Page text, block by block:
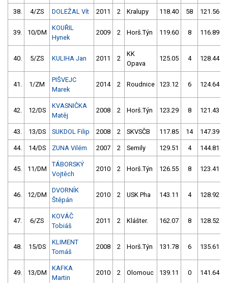
38. 4/ZS DOLEŽAL Vít 2011 2 Kralupy 118.40 58 121.56
39. 10/DM
KOUŘIL
Hynek
2009 2 Horš.Týn 119.60 8 116.89
40. 5/ZS KULIHA Jan 2011 2
KK
Opava
125.05 4 128.44
41. 1/ZM
PIŠVEJC
Marek
2014 2 Roudnice 123.12 6 124.64
42. 12/DS
KVASNIČKA
Matěj
2008 2 Horš.Týn 123.29 8 121.43
43. 13/DS SUKDOL Filip 2008 2 SKVSČB 117.85 14 147.39
44. 14/DS ZUNA Vilém 2007 2 Semily 129.51 4 144.81
45. 11/DM
TÁBORSKÝ
Vojtěch
2010 2 Horš.Týn 126.55 8 123.41
46. 12/DM
DVORNÍK
Štěpán
2010 2 USK Pha 143.11 4 128.92
47. 6/ZS
KOVÁČ
Tobiáš
2011 2 Klášter. 162.07 8 128.52
48. 15/DS
KLIMENT
Tomáš
2008 2 Horš.Týn 131.78 6 135.61
49. 13/DM
KAFKA
Martin
2010 2 Olomouc 139.11 0 141.64